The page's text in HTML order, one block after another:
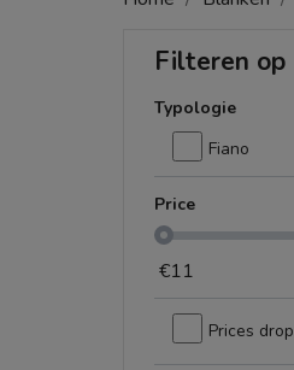
Filteren op
Typologie
Fiano
Price
€11
Prices drop